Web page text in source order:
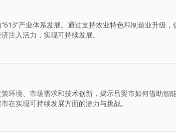
产业体系发展。通过支持农业特色和制造业升级，
注入活力，实现可持续发展。
环境、市场需求和技术创新，揭示吕梁市如何借助智
在实现可持续发展方面的潜力与挑战。